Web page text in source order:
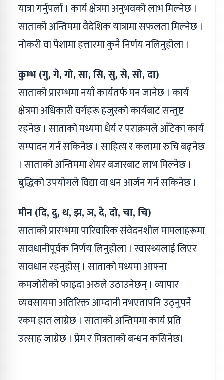
यात्रा गर्नुपर्ला । कार्य क्षेत्रमा अनुभवको लाभ मिल्नेछ ।
साताको अन्तिममा वैदेशिक यात्रामा सफलता मिल्नेछ ।
नोकरी वा पेशामा हत्तारमा कुनै निर्णय नलिनुहोला ।
कुम्भ (गु, गे, गो, सा, सि, सु, से, सो, दा)
साताको प्रारम्भमा नयाँ कार्यतर्फ मन जानेछ । कार्य
क्षेत्रमा अधिकारी वर्गहरू हजुरको कार्यबाट सन्तुष्ट
रहनेछ । साताको मध्यमा धैर्य र पराक्रमले आँटेका कार्य
सम्पादन गर्न सकिनेछ । साहित्य र कलामा रुचि बढ्नेछ
। साताको अन्तिममा शेयर बजारबाट लाभ मिल्नेछ ।
बुद्धिको उपयोगले विद्या वा धन आर्जन गर्न सकिनेछ ।
मीन (दि, दु, थ, झ, ञ, दे, दो, चा, चि)
साताको प्रारम्भमा पारिवारिक संवेदनशील मामलाहरूमा
सावधानीपूर्वक निर्णय लिनुहोला । स्वास्थ्यलाई लिएर
सावधान रहनुहोस् । साताको मध्यमा आफ्ना
कमजोरीको फाइदा अरुले उठाउनेछन् । व्यापार
व्यवसायमा अतिरिक्त आम्दानी नभएतापनि उठ्नुपर्ने
रकम हात लाग्नेछ । साताको अन्तिममा कार्य प्रति
उत्साह जाग्नेछ । प्रेम र मित्रताको बन्धन कसिनेछ।